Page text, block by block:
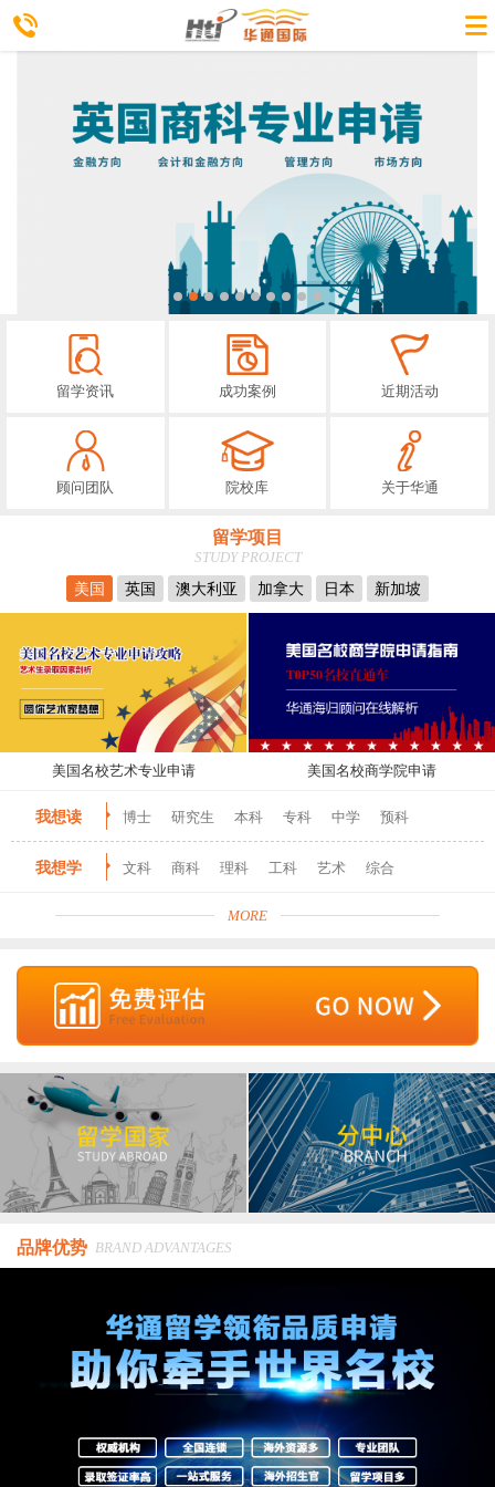
留学资讯 成功案例 近期活动
顾问团队 院校库 关于华通
留学项目
STUDY PROJECT
美国
英国 澳大利亚 加拿大 日本 新加坡
美国名校艺术专业申请 美国名校商学院申请
我想读 博士 研究生 本科 专科 中学 预科
我想学 文科 商科 理科 工科 艺术 综合
MORE
品牌优势 BRAND ADVANTAGES